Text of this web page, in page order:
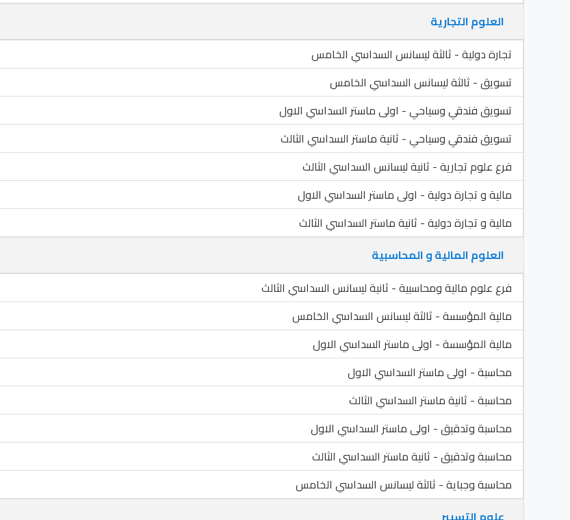
العلوم التجارية
تجارة دولية - ثالثة ليسانس السداسي الخامس
تسويق - ثالثة ليسانس السداسي الخامس
تسويق فندقي وسياحي - اولى ماستر السداسي الاول
تسويق فندقي وسياحي - ثانية ماستر السداسي الثالث
فرع علوم تجارية - ثانية ليسانس السداسي الثالث
مالية و تجارة دولية - اولى ماستر السداسي الاول
مالية و تجارة دولية - ثانية ماستر السداسي الثالث
العلوم المالية و المحاسبية
فرع علوم مالية ومحاسبية - ثانية ليسانس السداسي الثالث
مالية المؤسسة - ثالثة ليسانس السداسي الخامس
مالية المؤسسة - اولى ماستر السداسي الاول
محاسبة - اولى ماستر السداسي الاول
محاسبة - ثانية ماستر السداسي الثالث
محاسبة وتدقيق - اولى ماستر السداسي الاول
محاسبة وتدقيق - ثانية ماستر السداسي الثالث
محاسبة وجباية - ثالثة ليسانس السداسي الخامس